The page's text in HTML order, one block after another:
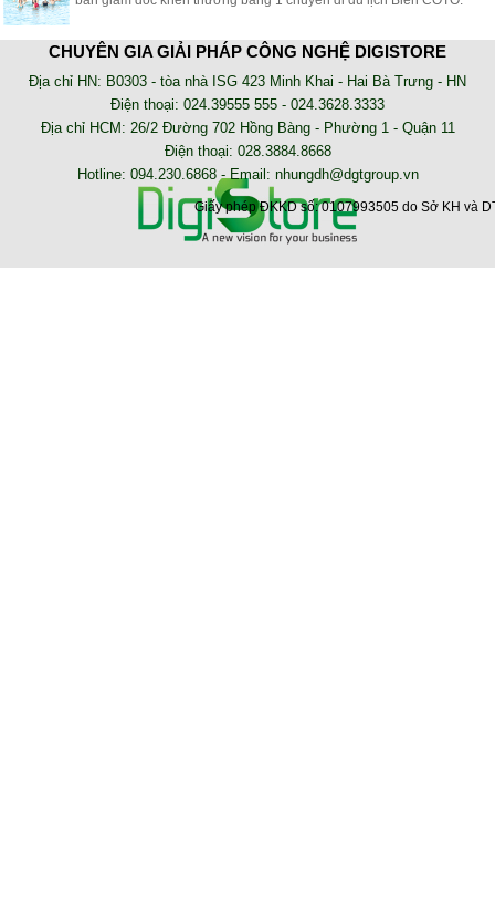
NHẬT KÝ TRIỂN KHAI
AZZA - Lắp đặt hệ thống chấm công online nhà xe Tân Niên
Phần mềm chấm công online AZZA HRM là phần mềm sử dụng trên
nền tảng web, không cần cài đặt. Bạn có thể kiểm tra dữ liệu chấm
công của nhân viên tại bất kỳ đâu
Lắp đặt máy chấm công tại công ty May Trường Minh
may cham cong, lap dat may cham cong, phan mem cham cong
Lắp đặt máy chấm công tại Phòng Khám Đông Y Mỹ Việt
CHUYÊN GIA GIẢI PHÁP CÔNG NGHỆ DIGISTORE
Địa chỉ HN: B0303 - tòa nhà ISG 423 Minh Khai - Hai Bà Trưng - HN
Điện thoại: 024.39555 555 - 024.3628.3333
Địa chỉ HCM: 26/2 Đường 702 Hồng Bàng - Phường 1 - Quận 11
Điện thoại: 028.3884.8668
Hotline: 094.230.6868 - Email: nhungdh@dgtgroup.vn
Giấy phép ĐKKD số: 0107993505 do Sở KH và